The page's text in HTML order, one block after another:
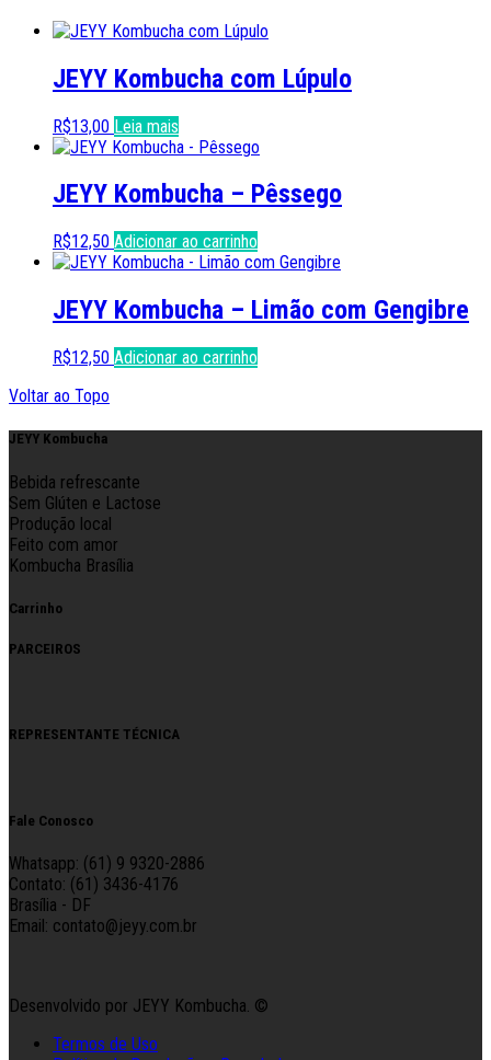
JEYY Kombucha com Lúpulo
R$13,00 Leia mais
JEYY Kombucha – Pêssego
R$12,50 Adicionar ao carrinho
JEYY Kombucha – Limão com Gengibre
R$12,50 Adicionar ao carrinho
Voltar ao Topo
JEYY Kombucha
Bebida refrescante
Sem Glúten e Lactose
Produção local
Feito com amor
Kombucha Brasília
Carrinho
PARCEIROS
REPRESENTANTE TÉCNICA
Fale Conosco
Whatsapp: (61) 9 9320-2886
Contato: (61) 3436-4176
Brasília - DF
Email: contato@jeyy.com.br
Desenvolvido por JEYY Kombucha. ©
Termos de Uso